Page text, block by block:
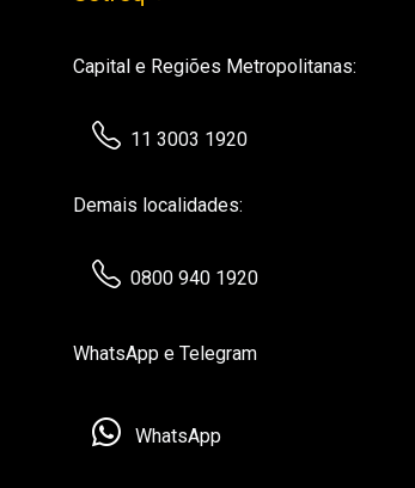
Capital e Regiões Metropolitanas:
11 3003 1920
Demais localidades:
0800 940 1920
WhatsApp e Telegram
WhatsApp